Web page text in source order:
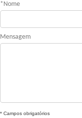
* Nome
Mensagem
* Campos obrigatórios